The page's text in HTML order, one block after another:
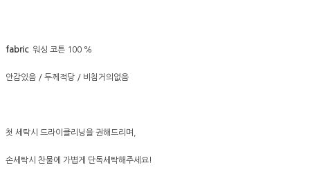
fabric워싱 코튼 100 %
안감있음 / 두께적당 / 비침거의없음
첫 세탁시 드라이클리닝을 권해드리며,
손세탁시 찬물에 가볍게 단독세탁해주세요!